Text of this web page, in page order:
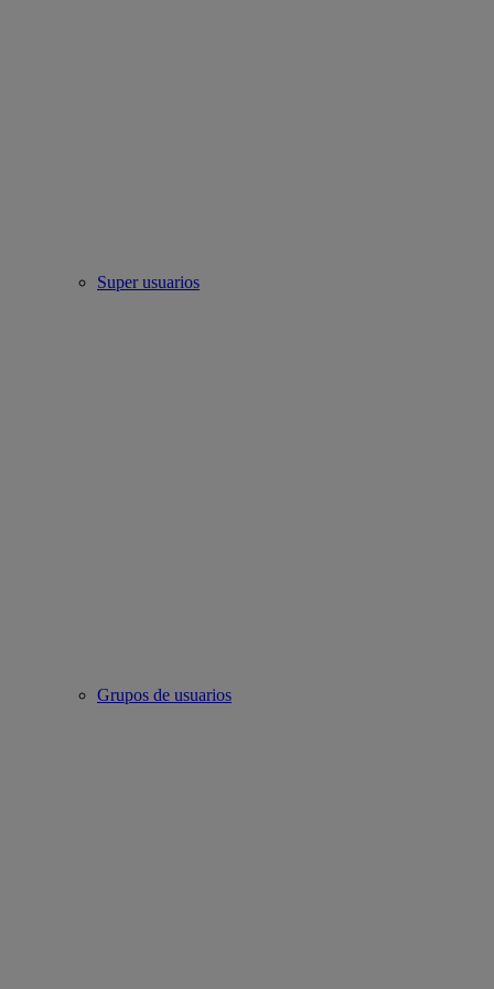
Super usuarios
Grupos de usuarios